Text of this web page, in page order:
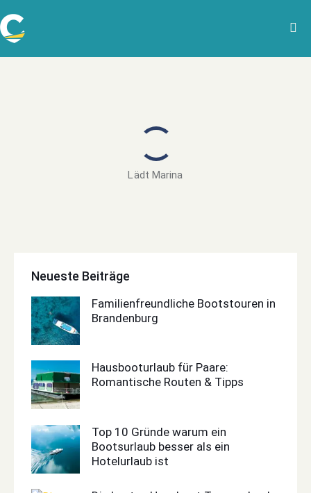
Lädt Marina
Neueste Beiträge
Familienfreundliche Bootstouren in
Brandenburg
Hausbooturlaub für Paare:
Romantische Routen & Tipps
Top 10 Gründe warum ein
Bootsurlaub besser als ein
Hotelurlaub ist